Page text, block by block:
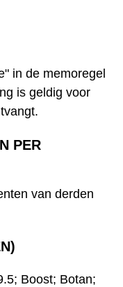
in de memoregel
is geldig voor
PER
van derden
Boost; Botan;